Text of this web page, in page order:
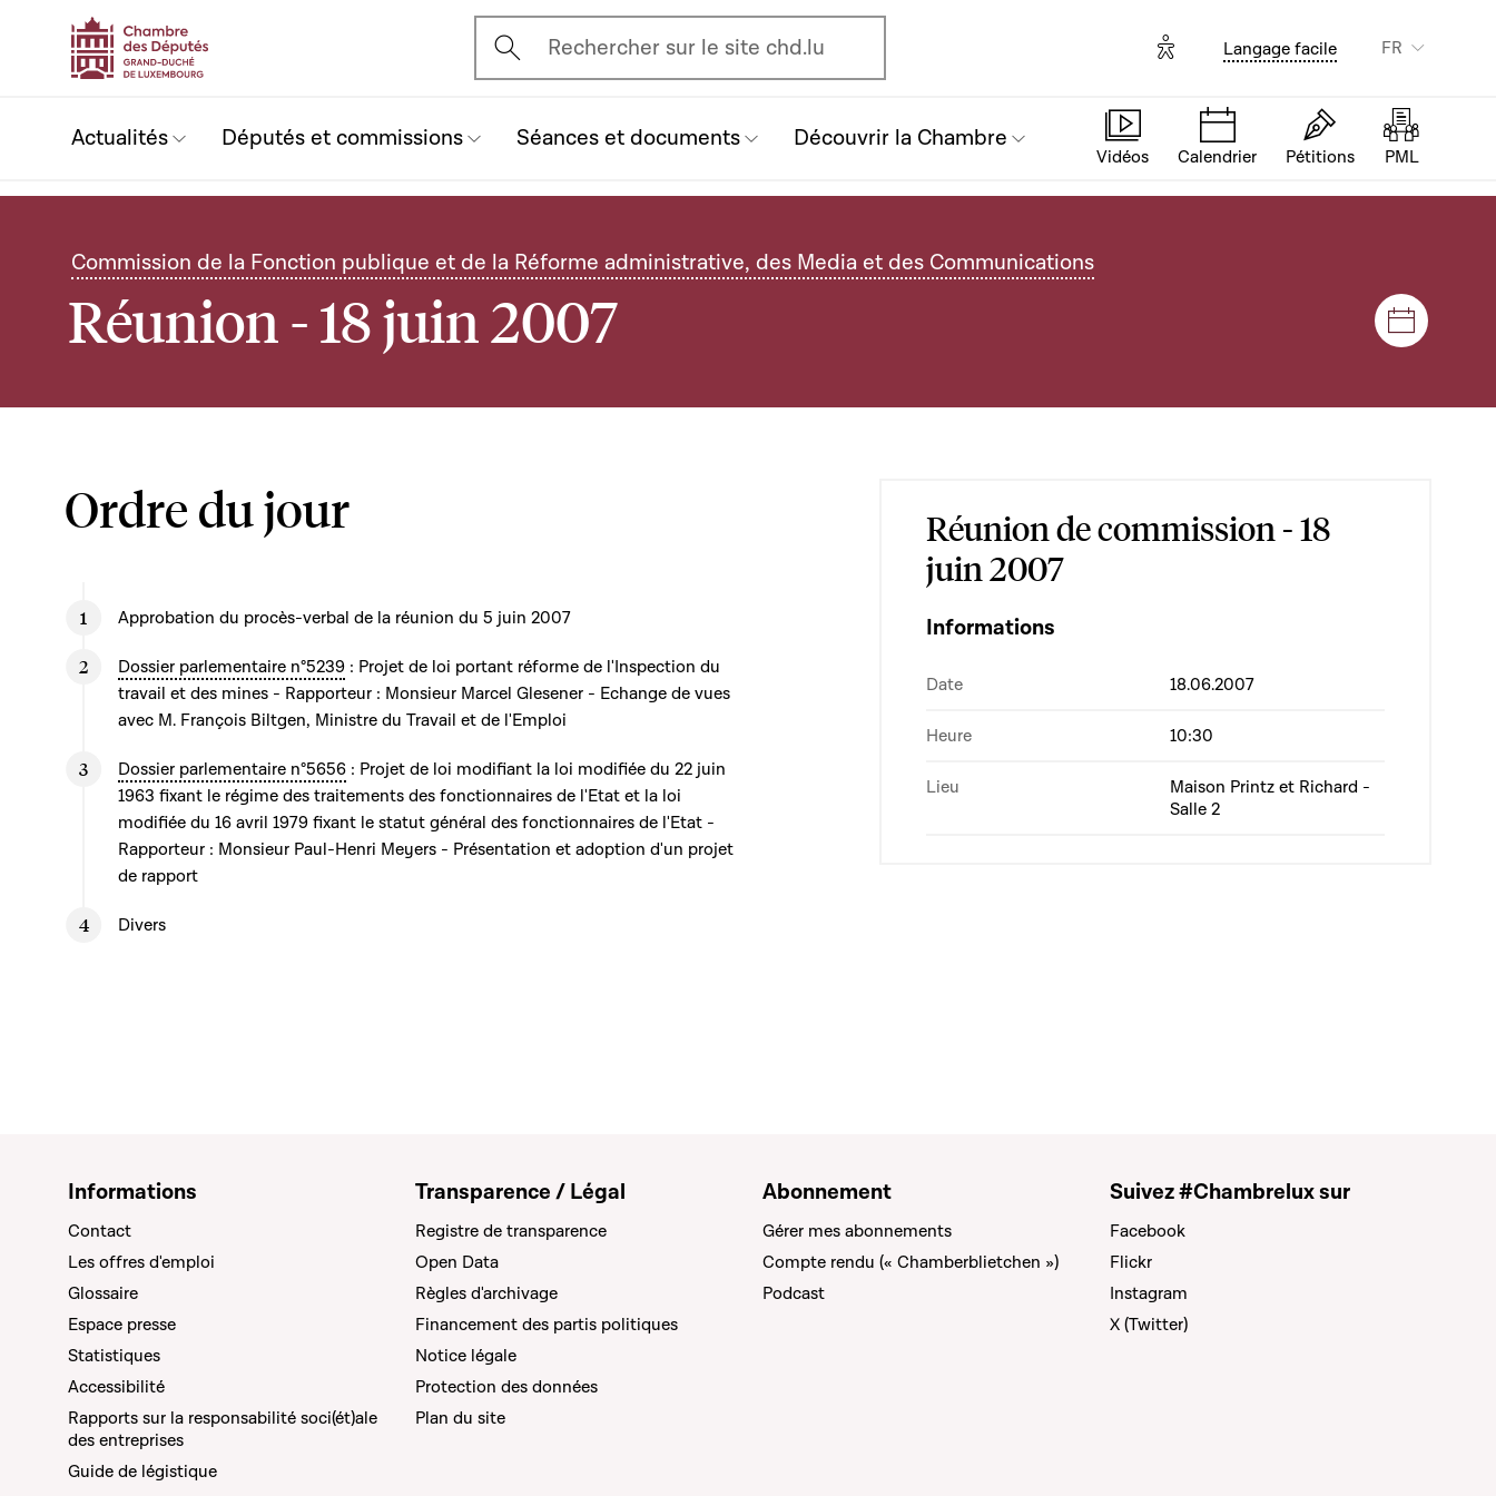
Ouvrir l'écran de recherche
Rechercher sur le site chd.lu Options d'accessibilité
Langage facile FR
Actualités Députés et commissions Séances et documents Découvrir la Chambre
Vidéos Calendrier Pétitions PML
Commission de la Fonction publique et de la Réforme administrative, des Media et des Communications
Réunion - 18 juin 2007 Séances
Ordre du jour
Approbation du procès-verbal de la réunion du 5 juin 2007
Dossier parlementaire n°5239 : Projet de loi portant réforme de l'Inspection du
travail et des mines - Rapporteur : Monsieur Marcel Glesener - Echange de vues
avec M. François Biltgen, Ministre du Travail et de l'Emploi
Dossier parlementaire n°5656 : Projet de loi modifiant la loi modifiée du 22 juin
1963 fixant le régime des traitements des fonctionnaires de l'Etat et la loi
modifiée du 16 avril 1979 fixant le statut général des fonctionnaires de l'Etat -
Rapporteur : Monsieur Paul-Henri Meyers - Présentation et adoption d'un projet
de rapport
Divers
Réunion de commission - 18
juin 2007
Informations
Date 18.06.2007
Heure 10:30
Lieu
Maison Printz et Richard -
Salle 2
Informations
Contact
Les offres d'emploi
Glossaire
Espace presse
Statistiques
Accessibilité
Rapports sur la responsabilité soci(ét)ale
des entreprises
Guide de légistique
Transparence / Légal
Registre de transparence
Open Data
Règles d'archivage
Financement des partis politiques
Notice légale
Protection des données
Plan du site
Abonnement
Gérer mes abonnements
Compte rendu (« Chamberblietchen »)
Podcast
Suivez #Chambrelux sur
Facebook
Flickr
Instagram
X (Twitter)